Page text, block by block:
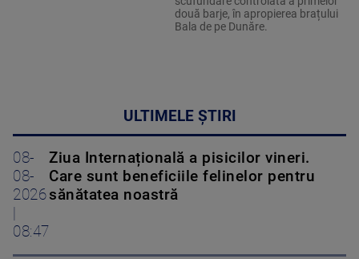
două barje, în apropierea brațului
Bala de pe Dunăre.
ULTIMELE ȘTIRI
08-
08-
2026
08:47
Ziua Internațională a pisicilor vineri.
Care sunt beneficiile felinelor pentru
sănătatea noastră